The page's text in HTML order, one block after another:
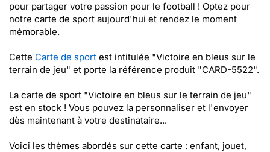
pour partager votre passion pour le football ! Optez pour
notre carte de sport aujourd'hui et rendez le moment
mémorable.
Cette Carte de sport est intitulée "Victoire en bleus sur le
terrain de jeu" et porte la référence produit "CARD-5522".
La carte de sport "Victoire en bleus sur le terrain de jeu"
est en stock ! Vous pouvez la personnaliser et l'envoyer
dès maintenant à votre destinataire...
Voici les thèmes abordés sur cette carte : enfant, jouet,